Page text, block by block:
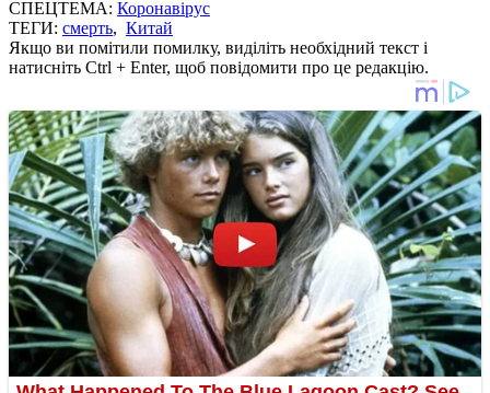
СПЕЦТЕМА: Коронавірус
ТЕГИ: смерть, Китай
Якщо ви помітили помилку, виділіть необхідний текст і
натисніть Ctrl + Enter, щоб повідомити про це редакцію.